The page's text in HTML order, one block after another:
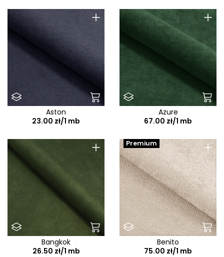
+
Aston
23.00 zł/1 mb
+
Azure
67.00 zł/1 mb
+
Bangkok
26.50 zł/1 mb
+
Premium
Benito
75.00 zł/1 mb